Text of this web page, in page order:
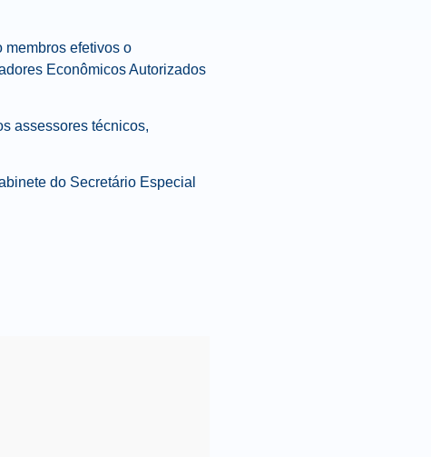
membros efetivos o
Econômicos Autorizados
assessores técnicos,
do Secretário Especial